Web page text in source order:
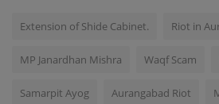
Extension of Shide Cabinet. Riot in
MP Janardhan Mishra Waqf Scam
Samarpit Ayog Aurangabad Riot